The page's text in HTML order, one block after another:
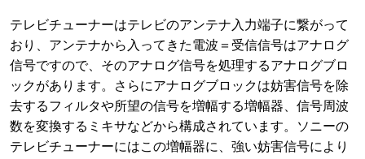
テレビチューナーはテレビのアンテナ入力端子に繋がって
おり、アンテナから入ってきた電波＝受信信号はアナログ
信号ですので、そのアナログ信号を処理するアナログブロ
ックがあります。さらにアナログブロックは妨害信号を除
去するフィルタや所望の信号を増幅する増幅器、信号周波
数を変換するミキサなどから構成されています。ソニーの
テレビチューナーにはこの増幅器に、強い妨害信号により